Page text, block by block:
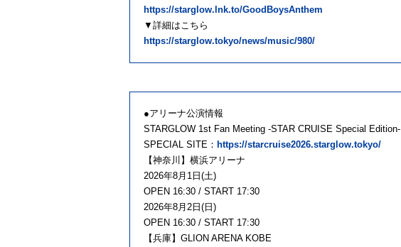
https://starglow.lnk.to/GoodBoysAnthem
▼詳細はこちら
https://starglow.tokyo/news/music/980/
●アリーナ公演情報
STARGLOW 1st Fan Meeting -STAR CRUISE Special Edition-
SPECIAL SITE： https://starcruise2026.starglow.tokyo/
【神奈川】横浜アリーナ
2026年8月1日(土)
OPEN 16:30 / START 17:30
2026年8月2日(日)
OPEN 16:30 / START 17:30
【兵庫】GLION ARENA KOBE